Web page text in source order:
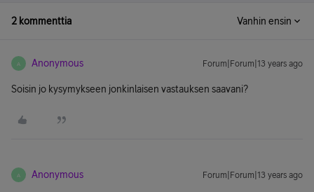
2 kommenttia Vanhin ensin
A Anonymous Forum|Forum|13 years ago
Soisin jo kysymykseen jonkinlaisen vastauksen saavani?
A Anonymous Forum|Forum|13 years ago